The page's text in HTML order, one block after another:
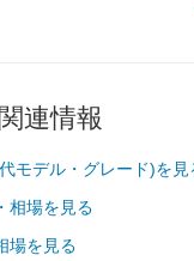
連情報
モデル・グレード)を見
相場を見る
場を見る